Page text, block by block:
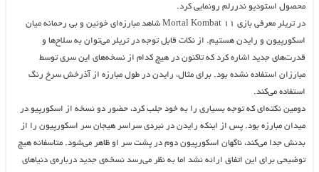
محصول استودیو ندررلم رونمایی کرد.
در تریلر معرفی بازی Mortal Kombat 11 شاهد مبارزه‌ای خونین و بی رحمانه میان
اسکورپیون و رایدن هستیم. از نکات قابل توجه در تریلر می‌توان به سلاح‌ها و
قدرت‌های جدید اشاره کرد که تاکنون در هیچ کدام از نسخه‌های این سری توسط
مبارزان استفاده نشده بود. برای مثال، رایدن در طول مبارزه از آذرخش سرخ رنگ
استفاده می‌کند.
دومین نکته‌ای که توجه بسیاری را به خود جلب کرد، حضور دو نسخه از اسکورپیو در
میدان مبارزه بود. پس از اینکه رایدن در نبردی سراسر هیجان سر اسکورپیون را از
بدنش جدا می‌کند، ناگهان اسکورپیون دوم در پشت سر او ظاهر می‌شود. متاسفانه هیچ
توضیحی برای این اتفاق ارائه نشد اما به نظر می‌رسد نسخه‌ی جدید درباره‌ی دنیاهای